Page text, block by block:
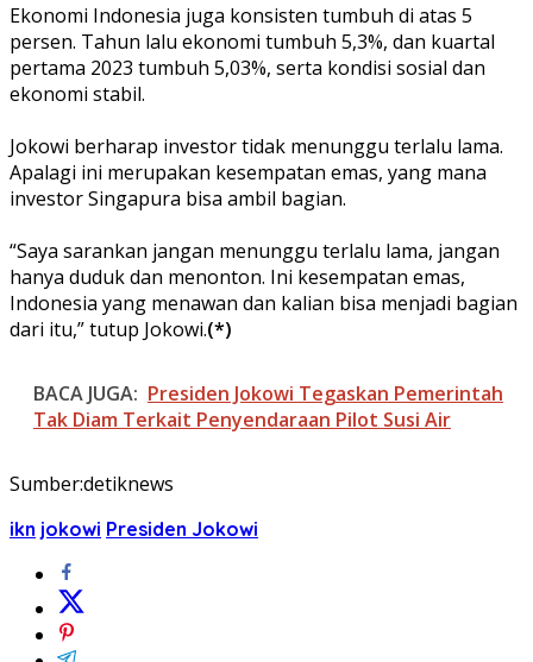
Ekonomi Indonesia juga konsisten tumbuh di atas 5
persen. Tahun lalu ekonomi tumbuh 5,3%, dan kuartal
pertama 2023 tumbuh 5,03%, serta kondisi sosial dan
ekonomi stabil.
Jokowi berharap investor tidak menunggu terlalu lama.
Apalagi ini merupakan kesempatan emas, yang mana
investor Singapura bisa ambil bagian.
“Saya sarankan jangan menunggu terlalu lama, jangan
hanya duduk dan menonton. Ini kesempatan emas,
Indonesia yang menawan dan kalian bisa menjadi bagian
dari itu,” tutup Jokowi.(*)
BACA JUGA: Presiden Jokowi Tegaskan Pemerintah
Tak Diam Terkait Penyendaraan Pilot Susi Air
Sumber:detiknews
ikn jokowi Presiden Jokowi